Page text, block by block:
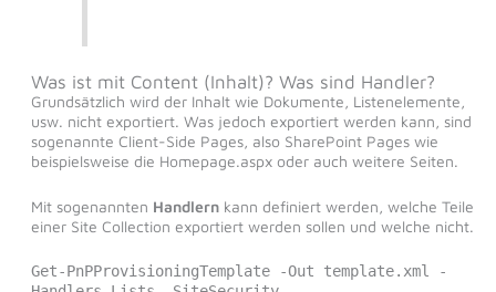
Was ist mit Content (Inhalt)? Was sind Handler?
Grundsätzlich wird der Inhalt wie Dokumente, Listenelemente,
usw. nicht exportiert. Was jedoch exportiert werden kann, sind
sogenannte Client-Side Pages, also SharePoint Pages wie
beispielsweise die Homepage.aspx oder auch weitere Seiten.
Mit sogenannten Handlernkann definiert werden, welche Teile
einer Site Collection exportiert werden sollen und welche nicht.
Get-PnPProvisioningTemplate -Out template.xml -